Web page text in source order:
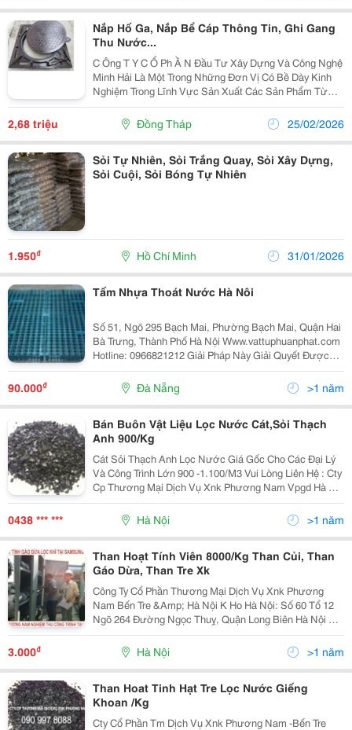
Nắp Hố Ga, Nắp Bể Cáp Thông Tin, Ghi Gang
Thu Nước...
C Ông T Y C Ổ Ph Ầ N Đầu Tư Xây Dựng Và Công Nghệ
Minh Hải Là Một Trong Những Đơn Vị Có Bề Dày Kinh
Nghiệm Trong Lĩnh Vực Sản Xuất Các Sản Phẩm Từ
Gang Cầu, Gang Xám Như: Nắp Bể Cáp, Nắp Hố Ga,
Song Chắn Rác &Hellip; Phục Vụ Cho Các Công Trình
2,68 triệu Đồng Tháp 25/02/2026
Sỏi Tự Nhiên, Sỏi Trắng Quay, Sỏi Xây Dựng,
Sỏi Cuội, Sỏi Bóng Tự Nhiên
1.950₫ Hồ Chí Minh 31/01/2026
Tấm Nhựa Thoát Nước Hà Nôi
Số 51, Ngõ 295 Bạch Mai, Phường Bạch Mai, Quận Hai
Bà Trưng, Thành Phố Hà Nội Www.vattuphuanphat.com
Hotline: 0966821212 Giải Pháp Này Giải Quyết Được
Vấn Đề Mà Hệ Thống Mái Sân Vườn Thoát Nước Bằng
Cách Rải Sỏi, Đá Hay Gặp Là Không Khí...
90.000₫ Đà Nẵng >1 năm
Bán Buôn Vật Liệu Lọc Nước Cát,Sỏi Thạch
Anh 900/Kg
Cát Sỏi Thạch Anh Lọc Nước Giá Gốc Cho Các Đại Lý
Và Công Trình Lớn 900 -1.100/M3 Vui Lòng Liên Hệ : Cty
Cp Thương Mại Dịch Vụ Xnk Phương Nam Vpgd Hà Nội
: 60 Ngõ 264 Đường Ngọc Thụy - Phường Ngọc Thụy -
0438 *** *** Hà Nội >1 năm
Than Hoạt Tính Viên 8000/Kg Than Củi, Than
Gáo Dừa, Than Tre Xk
Công Ty Cổ Phần Thương Mại Dịch Vụ Xnk Phương
Nam Bến Tre &Amp; Hà Nội K Ho Hà Nội: Số 60 Tổ 12
Ngõ 264 Đường Ngọc Thuỵ, Quận Long Biên Hà Nội Đt:
024 38716372 -Mr Nam 090 321 4377 -Ms Hương 090
997 8088 Cơ Sở Sản Xuất Than Hoạt Tính Dạng...
3.000₫ Hà Nội >1 năm
Than Hoat Tinh Hạt Tre Lọc Nước Giếng
Khoan /Kg
Cty Cổ Phần Tm Dịch Vụ Xnk Phương Nam -Bến Tre